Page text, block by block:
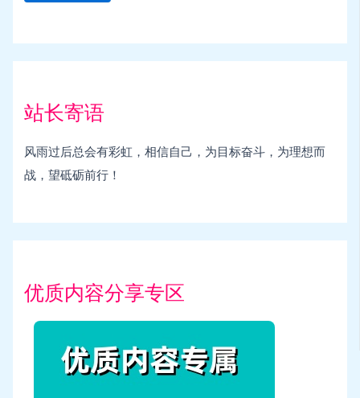
站长寄语
风雨过后总会有彩虹，相信自己，为目标奋斗，为理想而
战，望砥砺前行！
优质内容分享专区